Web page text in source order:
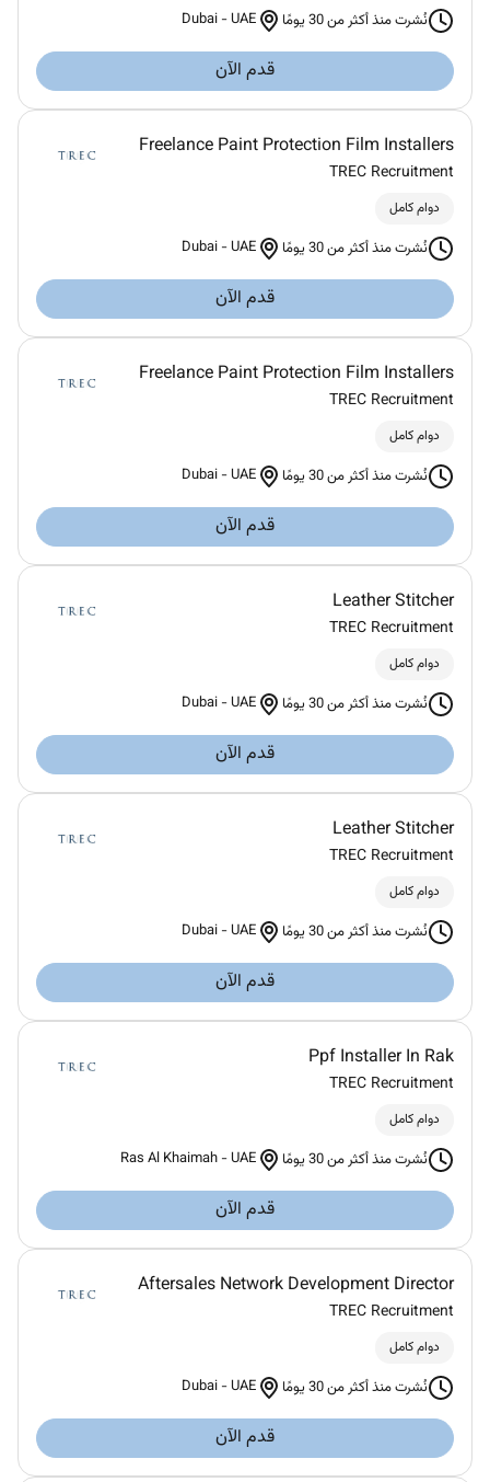
نُشرت منذ أكثر من 30 يومًا Dubai -UAE
قدم الآن
Freelance Paint Protection Film Installers
TREC Recruitment
دوام كامل
نُشرت منذ أكثر من 30 يومًا Dubai -UAE
قدم الآن
Freelance Paint Protection Film Installers
TREC Recruitment
دوام كامل
نُشرت منذ أكثر من 30 يومًا Dubai -UAE
قدم الآن
Leather Stitcher
TREC Recruitment
دوام كامل
نُشرت منذ أكثر من 30 يومًا Dubai -UAE
قدم الآن
Leather Stitcher
TREC Recruitment
دوام كامل
نُشرت منذ أكثر من 30 يومًا Dubai -UAE
قدم الآن
Ppf Installer In Rak
TREC Recruitment
دوام كامل
نُشرت منذ أكثر من 30 يومًا Ras Al Khaimah -UAE
قدم الآن
Aftersales Network Development Director
TREC Recruitment
دوام كامل
نُشرت منذ أكثر من 30 يومًا Dubai -UAE
قدم الآن